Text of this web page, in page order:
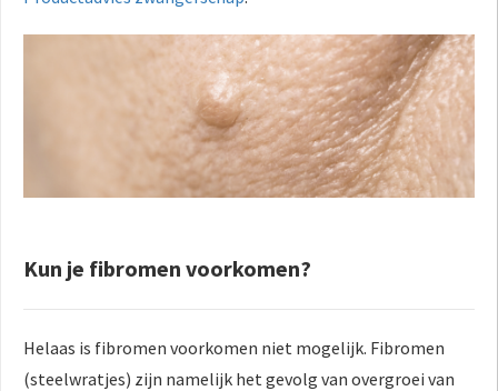
Kun je fibromen voorkomen?
Helaas is fibromen voorkomen niet mogelijk. Fibromen
(steelwratjes) zijn namelijk het gevolg van overgroei van